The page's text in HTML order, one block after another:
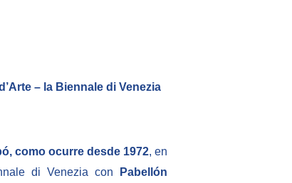
– la Biennale di Venezia
como ocurre desde 1972, en
di Venezia con
Pabellón